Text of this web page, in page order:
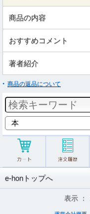
商品の内容
おすすめコメント
著者紹介
商品の返品について
e-honトップへ
表示 ：